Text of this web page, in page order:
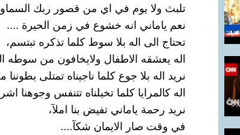
تلبث ولا يوم في اي من قصور ربك
نعم ياماني انه خشوع في زمن الحيرة ....
تحتاج الى اله بلا سوط كلما تذكره تبتسم،
اله يعشقه الاطفال ولايخافون من سوطه
نريد اله بلا جوع كلما ناجيناه تمتلى بطوننا
اله كالمرايا كلما تخيلناه تتنفس وجوهنا
نريد رحمة ياماني تفيض بنا املآ،
في وقت صار الايمان شكآ....